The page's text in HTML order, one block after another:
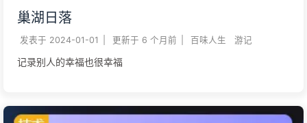
巢湖日落
发表于 2024-01-01 更新于 6 个月前 百味人生 游记
记录别人的幸福也很幸福